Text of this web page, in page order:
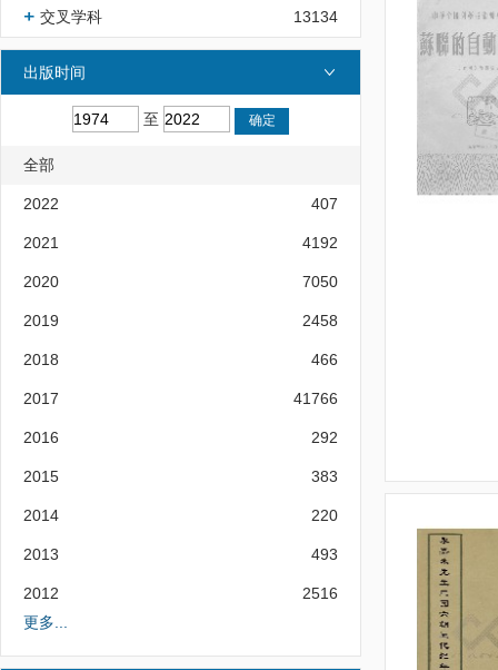
交叉学科 13134
出版时间
至
全部
2022 407
2021 4192
2020 7050
2019 2458
2018 466
2017 41766
2016 292
2015 383
2014 220
2013 493
2012
2516
更多...